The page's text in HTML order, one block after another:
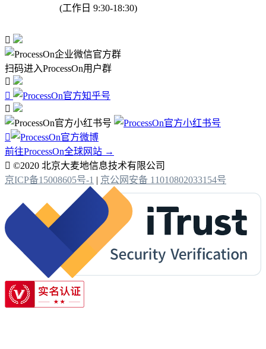
(工作日 9:30-18:30)

扫码进入ProcessOn用户群




前往ProcessOn全球网站 →
 ©2020 北京大麦地信息技术有限公司
京ICP备15008605号-1 | 京公网安备 11010802033154号